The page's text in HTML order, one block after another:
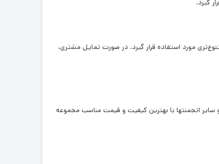
گیرد.
مورد استفاده قرار گیرد. در صورت تمایل مشتری،
سایر اتجمنتها با بهترین کیفیت و قیمت مناسب مجموعه